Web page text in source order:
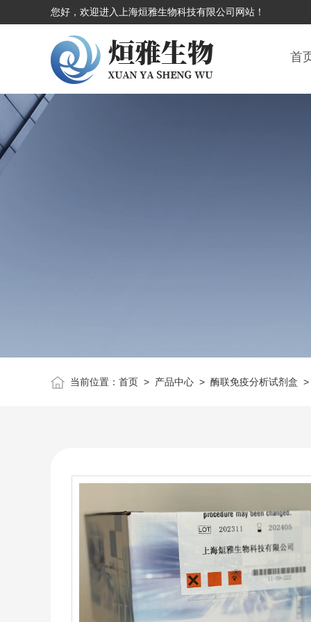
您好，欢迎进入上海烜雅生物科技有限公司网站！
首
当前位置： 首页> 产品中心> 酶联免疫分析试剂盒